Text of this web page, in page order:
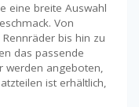
eine breite Auswahl
Von
bis hin zu
das passende
werden angeboten,
ist erhältlich,